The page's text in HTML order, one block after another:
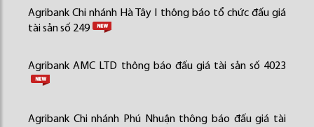
Agribank Chi nhánh Hà Tây I thông báo tổ chức đấu giá
tài sản số 249
Agribank AMC LTD thông báo đấu giá tài sản số 4023
Agribank Chi nhánh Phú Nhuận thông báo đấu giá tài